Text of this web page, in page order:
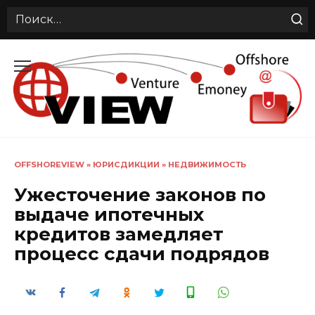
Search
содержанию
OFFSHOREVIEW » ЮРИСДИКЦИИ » НЕДВИЖИМОСТЬ
Ужесточение законов по
выдаче ипотечных
кредитов замедляет
процесс сдачи подрядов